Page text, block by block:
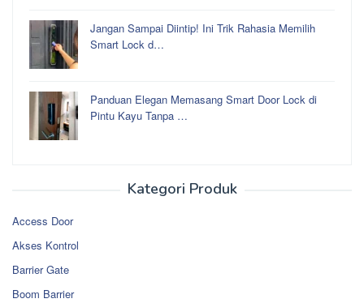
Jangan Sampai Diintip! Ini Trik Rahasia Memilih
Smart Lock d…
Panduan Elegan Memasang Smart Door Lock di
Pintu Kayu Tanpa …
Kategori Produk
Access Door
Akses Kontrol
Barrier Gate
Boom Barrier